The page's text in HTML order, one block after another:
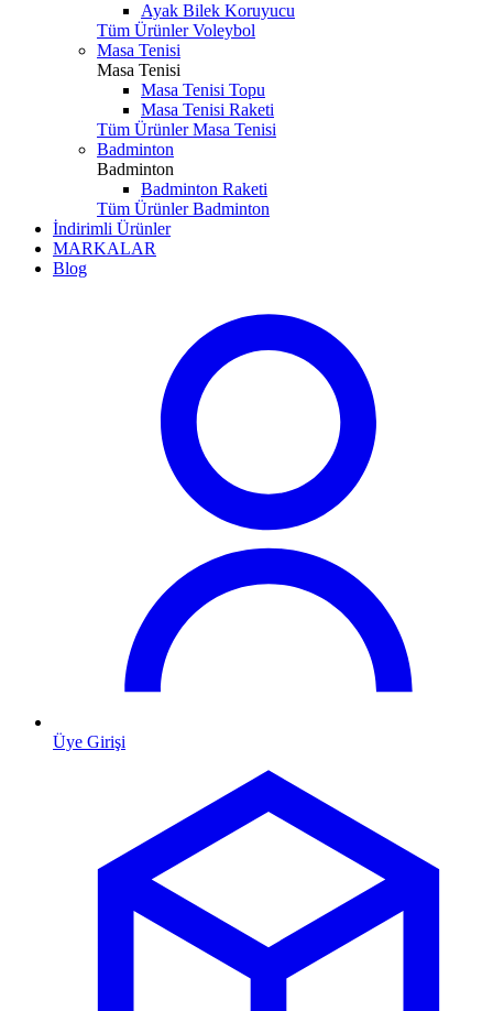
Ayak Bilek Koruyucu
Tüm Ürünler Voleybol
Masa Tenisi
Masa Tenisi
Masa Tenisi Topu
Masa Tenisi Raketi
Tüm Ürünler Masa Tenisi
Badminton
Badminton
Badminton Raketi
Tüm Ürünler Badminton
İndirimli Ürünler
MARKALAR
Blog
Üye Girişi